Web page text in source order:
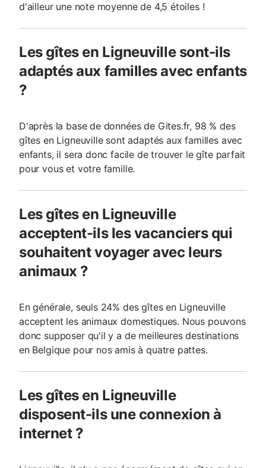
d'ailleur une note moyenne de 4,5 étoiles !
Les gîtes en Ligneuville sont-ils
adaptés aux familles avec enfants
?
D'après la base de données de Gites.fr, 98 % des
gîtes en Ligneuville sont adaptés aux familles avec
enfants, il sera donc facile de trouver le gîte parfait
pour vous et votre famille.
Les gîtes en Ligneuville
acceptent-ils les vacanciers qui
souhaitent voyager avec leurs
animaux ?
En générale, seuls 24% des gîtes en Ligneuville
acceptent les animaux domestiques. Nous pouvons
donc supposer qu'il y a de meilleures destinations
en Belgique pour nos amis à quatre pattes.
Les gîtes en Ligneuville
disposent-ils une connexion à
internet ?